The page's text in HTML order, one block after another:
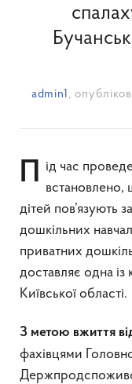
admin1 ,
Під час проведення розслідування спалаху було встановлено,
дітей пов’язують
дошкільних
приватних
доставляє одна
Київської області.
З метою вжиття
фахівцями